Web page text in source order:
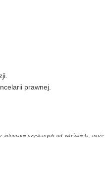
prawnej.
uzyskanych od właściciela, może